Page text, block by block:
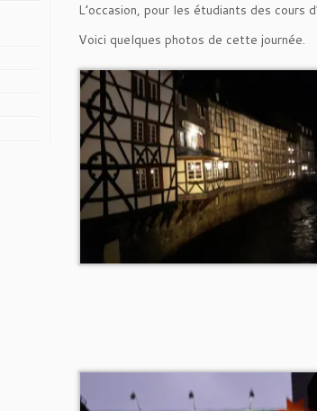
L’occasion, pour les étudiants des
Voici quelques photos de cette journée.